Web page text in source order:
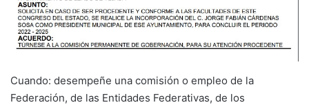
Cuando: desempeñe una comisión o empleo de la
Federación, de las Entidades Federativas, de los